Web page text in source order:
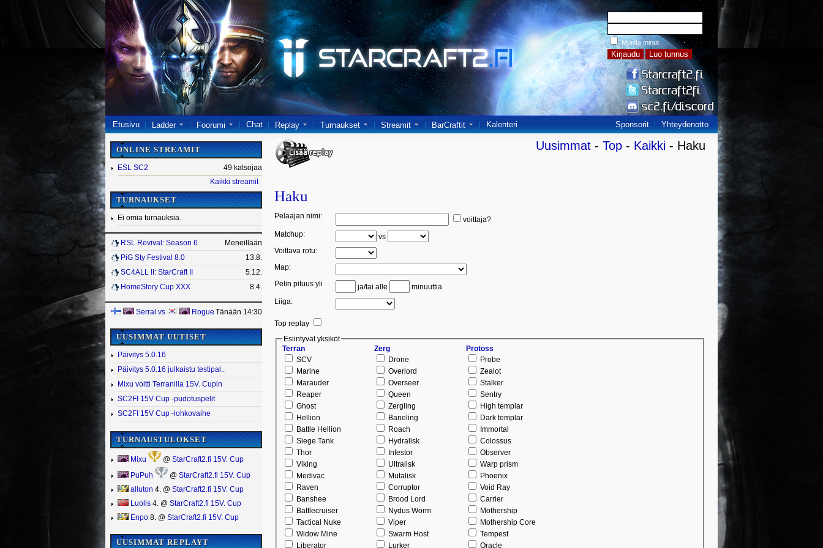
Muista minut
Etusivu Ladder Foorumi Chat Replay Turnaukset Streamit BarCraftit Kalenteri Sponsorit Yhteydenotto
ONLINE STREAMIT
ESL SC2
49 katsojaa
Kaikki streamit
TURNAUKSET
Ei omia turnauksia.
RSL Revival: Season 6
Meneillään
PiG Sty Festival 8.0
13.8.
SC4ALL II: StarCraft II
5.12.
HomeStory Cup XXX
8.4.
Serral vs Rogue Tänään 14:30
UUSIMMAT UUTISET
Päivitys 5.0.16
Päivitys 5.0.16 julkaistu testipal..
Mixu voitti Terranilla 15V. Cupin
SC2FI 15V Cup -pudotuspelit
SC2FI 15V Cup -lohkovaihe
TURNAUSTULOKSET
Mixu @ StarCraft2.fi 15V. Cup
PuPuh @ StarCraft2.fi 15V. Cup
alluton 4. @ StarCraft2.fi 15V. Cup
Luolis 4. @ StarCraft2.fi 15V. Cup
Enpo 8. @ StarCraft2.fi 15V. Cup
UUSIMMAT REPLAYT
Uusimmat - Top - Kaikki - Haku
Haku
Pelaajan nimi:
voittaja?
Matchup:
vs
Voittava rotu:
Map:
Pelin pituus yli ja/tai alle
minuuttia
Liiga:
Top replay
Esiintyvät yksiköt
Terran
SCV
Marine
Marauder
Reaper
Ghost
Hellion
Battle Hellion
Siege Tank
Thor
Viking
Medivac
Raven
Banshee
Battlecruiser
Tactical Nuke
Widow Mine
Liberator
Zerg
Drone
Overlord
Overseer
Queen
Zergling
Baneling
Roach
Hydralisk
Infestor
Ultralisk
Mutalisk
Corruptor
Brood Lord
Nydus Worm
Viper
Swarm Host
Lurker
Protoss
Probe
Zealot
Stalker
Sentry
High templar
Dark templar
Immortal
Colossus
Observer
Warp prism
Phoenix
Void Ray
Carrier
Mothership
Mothership Core
Tempest
Oracle